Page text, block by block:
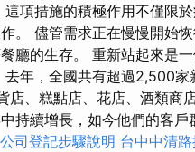
項措施的積極作用不僅限
。 儘管需求正在慢慢開始
廳的生存。 重新站起來是
年，全國共有超過2,500家
、糕點店、花店、酒類商
持續增長，如今他們的客
公司登記步驟說明 台中中清